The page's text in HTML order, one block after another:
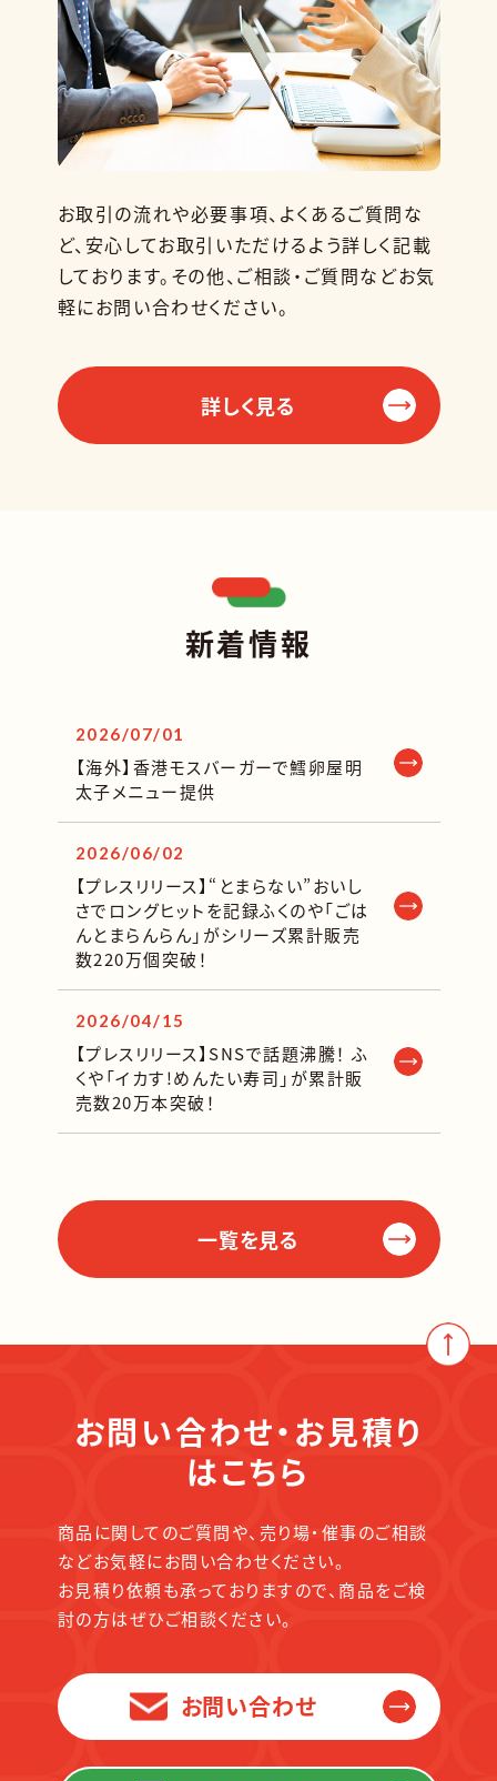
お取引の流れや必要事項、よくあるご質問な
ど、安心してお取引いただけるよう詳しく記載
しております。その他、ご相談・ご質問などお気
軽にお問い合わせください。
詳しく見る
新着情報
2026/07/01
【海外】香港モスバーガーで鱈卵屋明
太子メニュー提供
2026/06/02
【プレスリリース】“とまらない”おいし
さでロングヒットを記録ふくのや「ごは
んとまらんらん」がシリーズ累計販売
数220万個突破！
2026/04/15
【プレスリリース】SNSで話題沸騰！ ふ
くや「イカす!めんたい寿司」が累計販
売数20万本突破！
一覧を見る
お問い合わせ・お見積り
はこちら
商品に関してのご質問や、売り場・催事のご相談
などお気軽にお問い合わせください。
お見積り依頼も承っておりますので、商品をご検
討の方はぜひご相談ください。
お問い合わせ